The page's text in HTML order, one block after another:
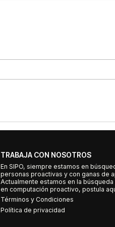
TRABAJA CON NOSOTROS
En SIPO, siempre estamos en
personas proactivas y con ganas de
Actualmente estamos en la
en computación proactivo, postula
Términos y Condiciones
Política de privacidad